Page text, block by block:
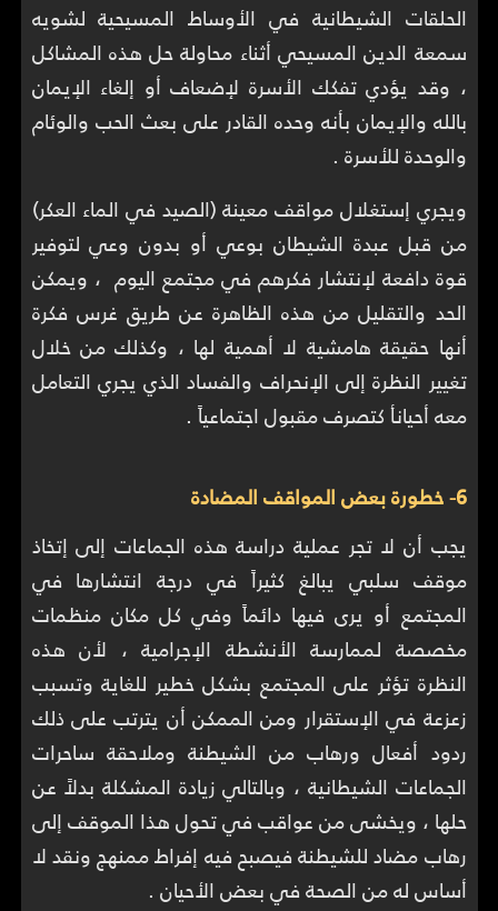
الحلقات الشيطانية في الأوساط المسيحية لشويه
سمعة الدين المسيحي أثناء محاولة حل هذه المشاكل
، وقد يؤدي تفكك الأسرة لإضعاف أو إلغاء الإيمان
بالله والإيمان بأنه وحده القادر على بعث الحب والوئام
والوحدة للأسرة .
ويجري إستغلال مواقف معينة (الصيد في الماء العكر)
من قبل عبدة الشيطان بوعي أو بدون وعي لتوفير
قوة دافعة لإنتشار فكرهم في مجتمع اليوم ، ويمكن
الحد والتقليل من هذه الظاهرة عن طريق غرس فكرة
أنها حقيقة هامشية لا أهمية لها ، وكذلك من خلال
تغيير النظرة إلى الإنحراف والفساد الذي يجري التعامل
معه أحيانأ كتصرف مقبول اجتماعياً .
6- خطورة بعض المواقف المضادة
يجب أن لا تجر عملية دراسة هذه الجماعات إلى إتخاذ
موقف سلبي يبالغ كثيراً في درجة انتشارها في
المجتمع أو يرى فيها دائماً وفي كل مكان منظمات
مخصصة لممارسة الأنشطة الإجرامية ، لأن هذه
النظرة تؤثر على المجتمع بشكل خطير للغاية وتسبب
زعزعة في الإستقرار ومن الممكن أن يترتب على ذلك
ردود أفعال ورهاب من الشيطنة وملاحقة ساحرات
الجماعات الشيطانية ، وبالتالي زيادة المشكلة بدلاً عن
حلها ، ويخشى من عواقب في تحول هذا الموقف إلى
رهاب مضاد للشيطنة فيصبح فيه إفراط ممنهج ونقد لا
أساس له من الصحة في بعض الأحيان .